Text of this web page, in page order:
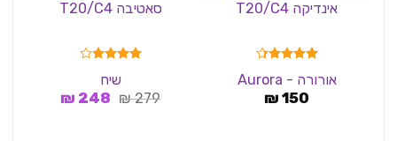
אינדיקה T20/C4
מתוך 5
אורורה - Aurora
150
₪
סאטיבה T20/C4
מתוך 5
שיח
279
₪ המחיר
248
₪המחיר